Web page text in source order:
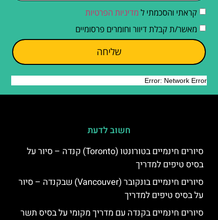
קראתי והסכמתי ל מדיניות הפרטיות
מאשר/ת קבלת דיוור וחומרים פרסומיים
שליחה
חשוב לדעת
סיורים חינמיים בטורונטו (Toronto) קנדה – סיור על
בסיס טיפים למדריך
סיורים חינמיים בונקובר (Vancouver) שבקנדה – סיור
על בסיס טיפים למדריך
סיורים חינמיים בקנדה עם מדריך מקומי על בסיס תשר